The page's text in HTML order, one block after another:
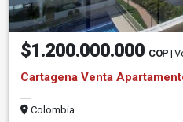
$1.200.000.000 COP |
Cartagena Venta
Colombia